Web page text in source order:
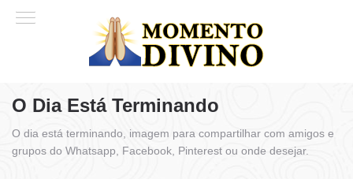
O Dia Está Terminando
O dia está terminando, imagem para compartilhar com amigos e
grupos do Whatsapp, Facebook, Pinterest ou onde desejar.